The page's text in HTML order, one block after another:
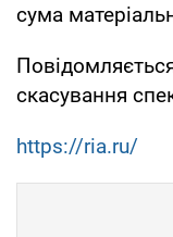
сума
скасування
https://ria.ru/